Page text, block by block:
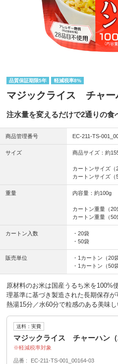
品質保証期限5年 軽減税率8%
マジックライス チャー
注水量を変えるだけで2通りの食
商品管理番号 EC-211-TS-
サイズ 商品サイズ：約
カートンサイズ（
カートンサイズ（
重量 内容量：約100g
カートン重量（
カートン重量（
カートン入数
・20袋
・50袋
販売単位
・1カートン（20袋
・1カートン（50袋
原材料のお米は国産うるち米を100%
理基準に基づき製造された長期保存が
熱湯15分／水60分で粒感のある美味し
送料：実費
マジックライス チャーハン（
軽減税率対象
品番
EC-211-TS-001_00164-03